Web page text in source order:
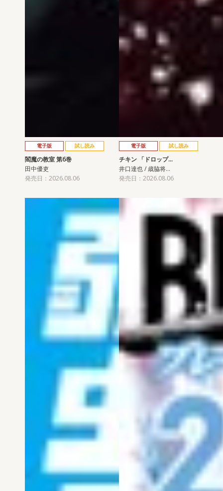
電子版 試し読み
閻魔の教室 第6巻
田中優吏
発売日：2026.08.06
電子版 試し読み
チキン 「ドロップ…
井口達也 / 歳脇将…
発売日：2026.08.06